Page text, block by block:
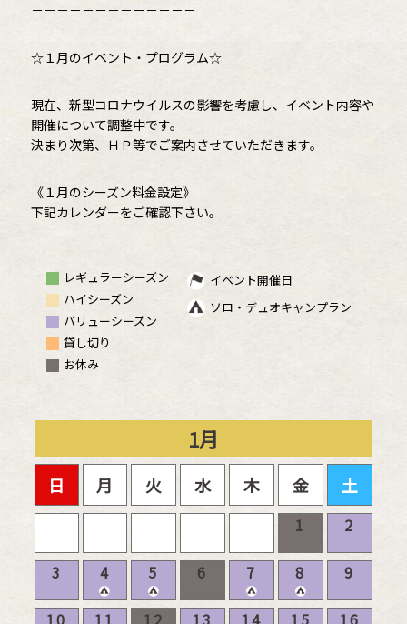
－－－－－－－－－－－－－
☆１月のイベント・プログラム☆
現在、新型コロナウイルスの影響を考慮し、イベント内容や
開催について調整中です。
決まり次第、ＨＰ等でご案内させていただきます。
《１月のシーズン料金設定》
下記カレンダーをご確認下さい。
レギュラーシーズン
ハイシーズン
バリューシーズン
貸し切り
お休み
イベント開催日
ソロ・デュオキャンプラン
1月
日 月 火 水 木 金 土
1 2
3 4 5 6 7 8 9
10 11 12 13 14 15 16